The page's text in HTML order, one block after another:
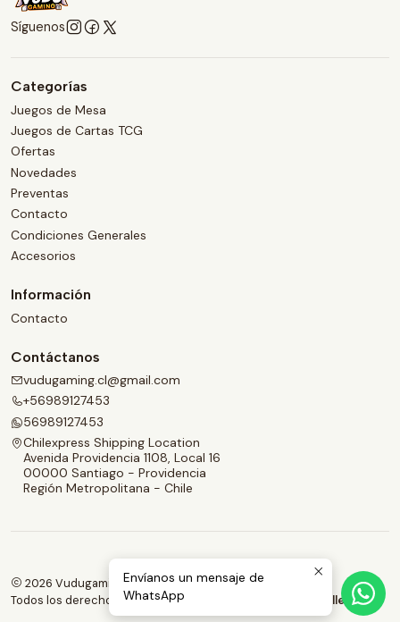
Síguenos
Categorías
Juegos de Mesa
Juegos de Cartas TCG
Ofertas
Novedades
Preventas
Contacto
Condiciones Generales
Accesorios
Información
Contacto
Contáctanos
vudugaming.cl@gmail.com
+56989127453
56989127453
Chilexpress Shipping Location
Avenida Providencia 1108, Local 16
00000 Santiago - Providencia
Región Metropolitana - Chile
2026 Vudugaming.
Todos los derechos reservados.
Desarrollado por Jumpseller
Envíanos un mensaje de
WhatsApp